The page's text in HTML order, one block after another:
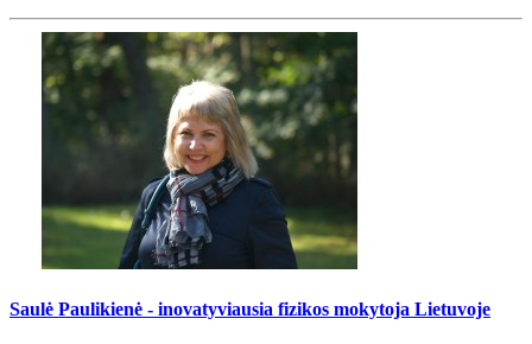
Saulė Paulikienė - inovatyviausia fizikos mokytoja Lietuvoje